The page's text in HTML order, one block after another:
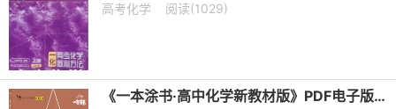
高考化学 阅读(1029)
《一本涂书·高中化学新教材版》PDF电子版下载